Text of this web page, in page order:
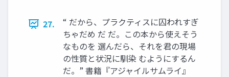
27.
“ だから、プラクティスに囚われすぎ
ちゃだめ だ だ。この本から使えそう
なものを 選んだら、それを君の現場
の性質と状況に馴染 むようにするん
だ。” 書籍『アジャイルサムライ』